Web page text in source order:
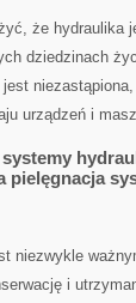
że hydraulika
dziedzinach
urządzeń i
pielęgnacja
niezwykle
i⁤